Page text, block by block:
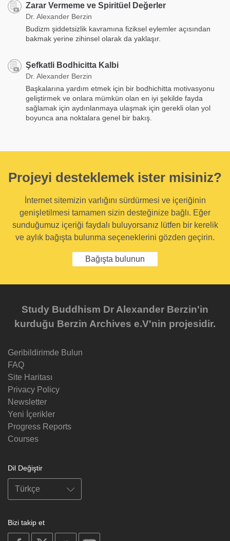
Zarar Vermeme ve Spiritüel Değerler
Dr. Alexander Berzin
Budizm şiddetsizlik kavramına fiziksel eylemler açısından
bakmak yerine zihinsel olarak da yaklaşır.
Şefkatli Bodhicitta Kalbi
Dr. Alexander Berzin
Başkalarına yardım etmek için bir bodhichitta motivasyonu
geliştirmek ve onlara mümkün olan en iyi şekilde fayda
sağlamak için aydınlanmaya ulaşmak için gerekli olan yol
boyunca ana noktalara genel bir bakış.
Projeyi desteklemek ister misiniz?
İnternet sitemizin varlığını sürdürmesi ve içeriğinin
genişletilmesi tamamen sizin desteğinize bağlı. Eğer
sunduğumuz içeriği faydalı buluyorsanız lütfen bir kerelik
ve aylık bağışta bulunma seçeneklerini gözden geçirin.
Bağışta bulunun
Study Buddhism Dr Alexander Berzin'in
kurduğu Berzin Archives e.V'nin projesidir.
Geribildirimde Bulun
FAQ
Site Haritası
Privacy Policy
Newsletter
Yeni İçerikler
Progress Reports
Courses
Dil Değiştir
Bizi takip et
on